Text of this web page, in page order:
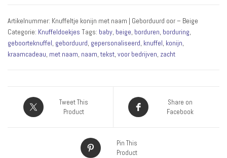
Geborduurd
oor
Artikelnummer: Knuffeltje konijn met naam | Geborduurd oor – Beige
Categorie: Knuffeldoekjes Tags: baby, beige, borduren, borduring,
geboorteknuffel, geborduurd, gepersonaliseerd, knuffel, konijn,
kraamcadeau, met naam, naam,tekst, voor bedrijven, zacht
Tweet This
Product
Share on
Facebook
Pin This
Product